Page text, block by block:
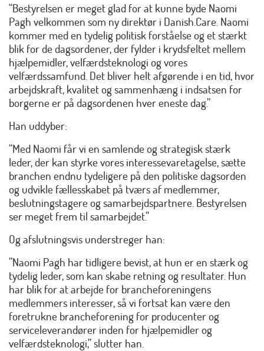
“Bestyrelsen er meget glad for at kunne byde Naomi
Pagh velkommen som ny direktør i Danish.Care. Naomi
kommer med en tydelig politisk forståelse og et stærkt
blik for de dagsordener, der fylder i krydsfeltet mellem
hjælpemidler, velfærdsteknologi og vores
velfærdssamfund. Det bliver helt afgørende i en tid, hvor
arbejdskraft, kvalitet og sammenhæng i indsatsen for
borgerne er på dagsordenen hver eneste dag.”
Han uddyber:
“Med Naomi får vi en samlende og strategisk stærk
leder, der kan styrke vores interessevaretagelse, sætte
branchen endnu tydeligere på den politiske dagsorden
og udvikle fællesskabet på tværs af medlemmer,
beslutningstagere og samarbejdspartnere. Bestyrelsen
ser meget frem til samarbejdet.”
Og afslutningsvis understreger han:
”Naomi Pagh har tidligere bevist, at hun er en stærk og
tydelig leder, som kan skabe retning og resultater. Hun
har blik for at arbejde for brancheforeningens
medlemmers interesser, så vi fortsat kan være den
foretrukne brancheforening for producenter og
serviceleverandører inden for hjælpemidler og
velfærdsteknologi,” slutter han.